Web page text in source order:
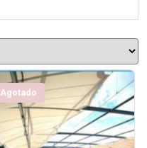
Agotado